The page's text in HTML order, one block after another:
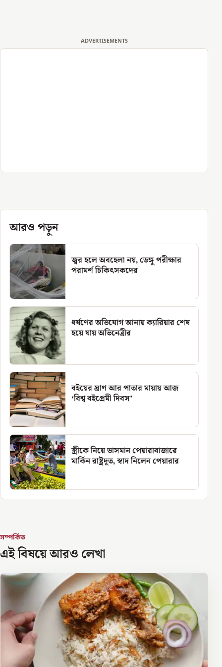
ADVERTISEMENTS
আরও পড়ুন
জ্বর হলে অবহেলা নয়, ডেঙ্গু পরীক্ষার
পরামর্শ চিকিৎসকদের
ধর্ষণের অভিযোগ আনায় ক্যারিয়ার শেষ
হয়ে যায় অভিনেত্রীর
বইয়ের ঘ্রাণ আর পাতার মায়ায় আজ
‘বিশ্ব বইপ্রেমী দিবস’
স্ত্রীকে নিয়ে ভাসমান পেয়ারাবাজারে
মার্কিন রাষ্ট্রদূত, স্বাদ নিলেন পেয়ারার
সম্পর্কিত
এই বিষয়ে আরও লেখা